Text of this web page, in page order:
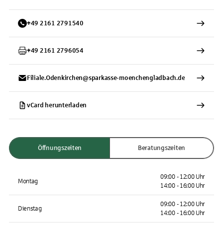
+49 2161 2791540
+49 2161 2796054
Filiale.Odenkirchen@sparkasse-moenchengladbach.de
vCard herunterladen
Öffnungszeiten Beratungszeiten
Montag
09:00 - 12:00 Uhr
14:00 - 16:00 Uhr
Dienstag
09:00 - 12:00 Uhr
14:00 - 16:00 Uhr